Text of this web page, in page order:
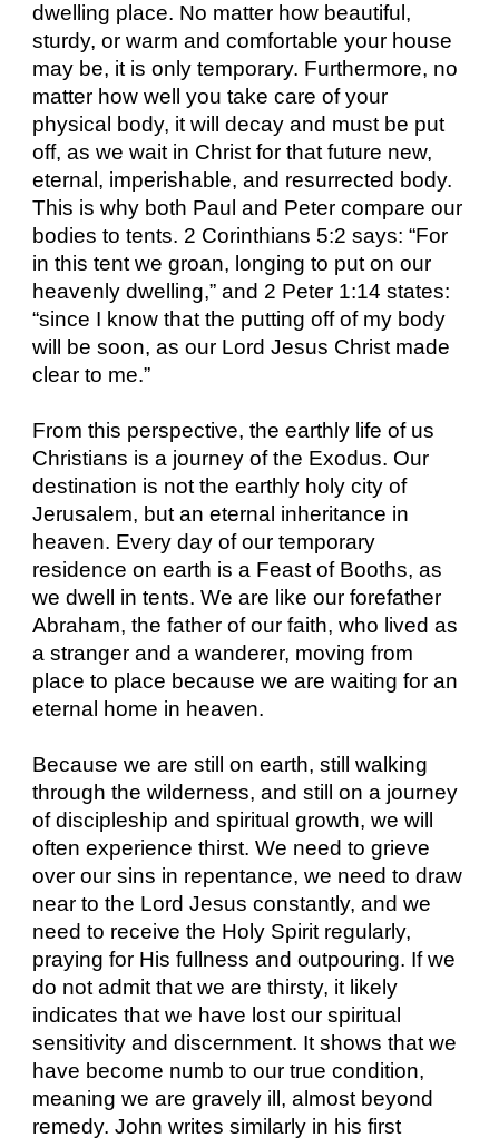
dwelling place. No matter how beautiful,
sturdy, or warm and comfortable your house
may be, it is only temporary. Furthermore, no
matter how well you take care of your
physical body, it will decay and must be put
off, as we wait in Christ for that future new,
eternal, imperishable, and resurrected body.
This is why both Paul and Peter compare our
bodies to tents. 2 Corinthians 5:2 says: “For
in this tent we groan, longing to put on our
heavenly dwelling,” and 2 Peter 1:14 states:
“since I know that the putting off of my body
will be soon, as our Lord Jesus Christ made
clear to me.”
From this perspective, the earthly life of us
Christians is a journey of the Exodus. Our
destination is not the earthly holy city of
Jerusalem, but an eternal inheritance in
heaven. Every day of our temporary
residence on earth is a Feast of Booths, as
we dwell in tents. We are like our forefather
Abraham, the father of our faith, who lived as
a stranger and a wanderer, moving from
place to place because we are waiting for an
eternal home in heaven.
Because we are still on earth, still walking
through the wilderness, and still on a journey
of discipleship and spiritual growth, we will
often experience thirst. We need to grieve
over our sins in repentance, we need to draw
near to the Lord Jesus constantly, and we
need to receive the Holy Spirit regularly,
praying for His fullness and outpouring. If we
do not admit that we are thirsty, it likely
indicates that we have lost our spiritual
sensitivity and discernment. It shows that we
have become numb to our true condition,
meaning we are gravely ill, almost beyond
remedy. John writes similarly in his first